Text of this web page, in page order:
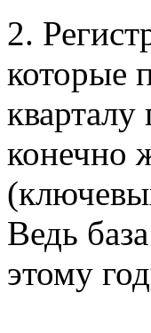
2.
которые
конечно
Ведь
этому